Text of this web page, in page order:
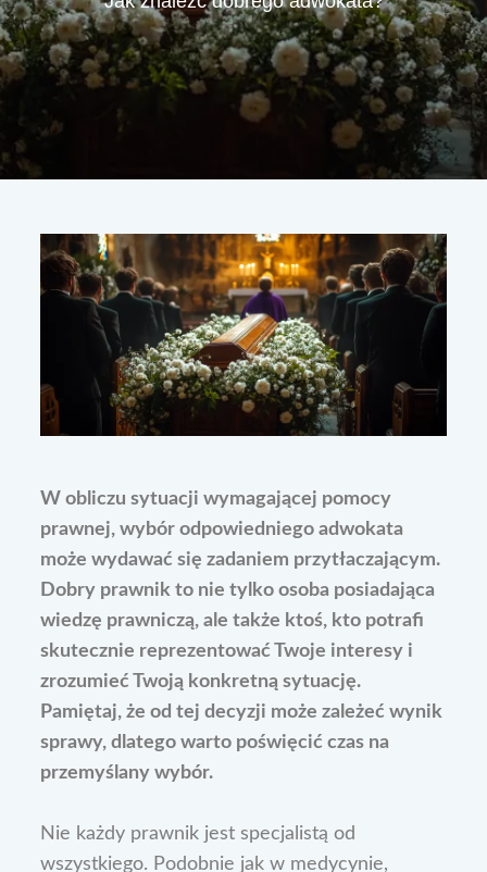
W obliczu sytuacji wymagającej pomocy
prawnej, wybór odpowiedniego adwokata
może wydawać się zadaniem przytłaczającym.
Dobry prawnik to nie tylko osoba posiadająca
wiedzę prawniczą, ale także ktoś, kto potrafi
skutecznie reprezentować Twoje interesy i
zrozumieć Twoją konkretną sytuację.
Pamiętaj, że od tej decyzji może zależeć wynik
sprawy, dlatego warto poświęcić czas na
przemyślany wybór.
Nie każdy prawnik jest specjalistą od
wszystkiego. Podobnie jak w medycynie,